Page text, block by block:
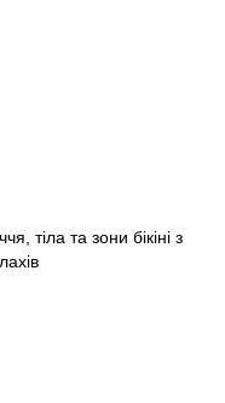
тіла та зони бікіні з